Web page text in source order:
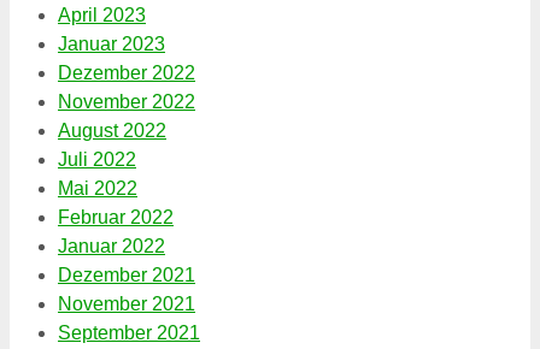
April 2023
Januar 2023
Dezember 2022
November 2022
August 2022
Juli 2022
Mai 2022
Februar 2022
Januar 2022
Dezember 2021
November 2021
September 2021